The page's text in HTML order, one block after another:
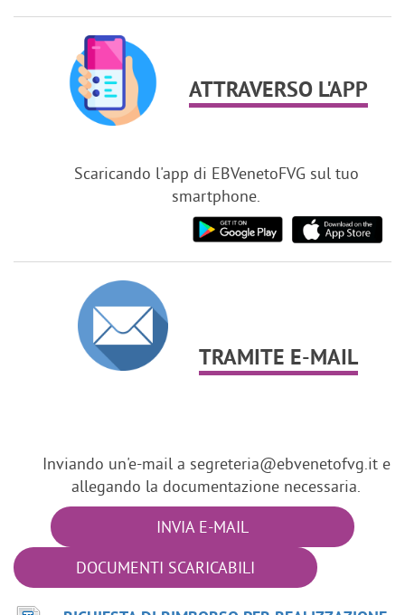
ATTRAVERSO L'APP
Scaricando l'app di EBVenetoFVG sul tuo
smartphone.
TRAMITE E-MAIL
Inviando un'e-mail a segreteria@ebvenetofvg.it e
allegando la documentazione necessaria.
INVIA E-MAIL
DOCUMENTI SCARICABILI